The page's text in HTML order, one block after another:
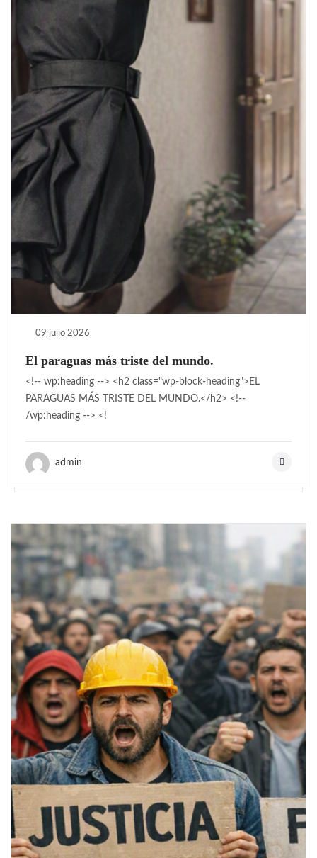
09 julio 2026
El paraguas más triste del mundo.
<!-- wp:heading --> <h2 class="wp-block-heading">EL
PARAGUAS MÁS TRISTE DEL MUNDO.</h2> <!--
/wp:heading --> <!
admin